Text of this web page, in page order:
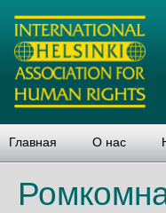
Главная О нас